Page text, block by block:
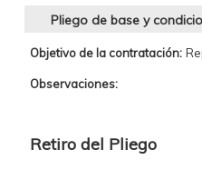
Pliego de base y
Objetivo de la contratación:
Observaciones:
Retiro del Pliego